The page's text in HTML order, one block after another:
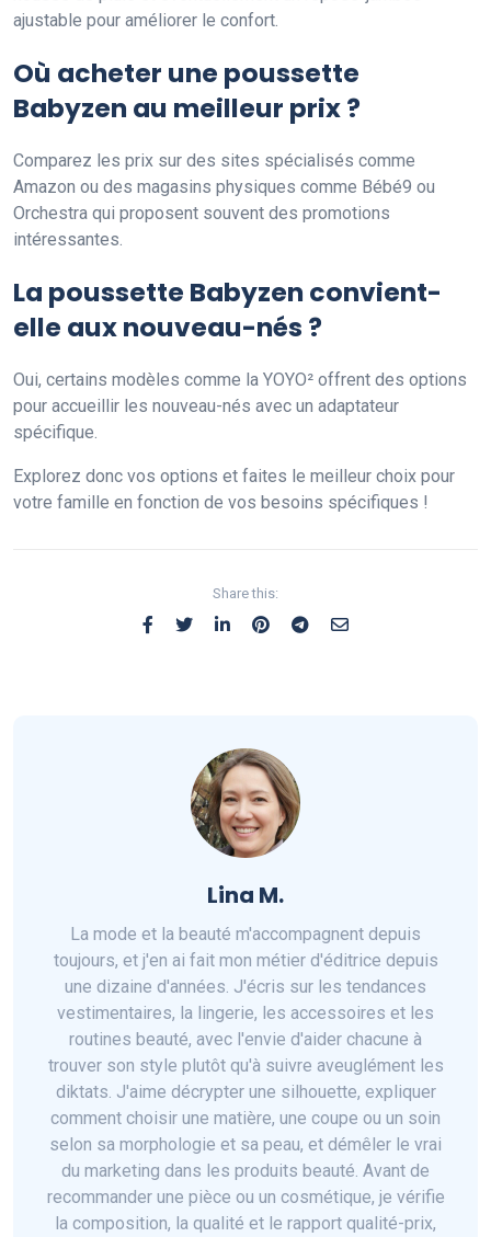
ajustable pour améliorer le confort.
Où acheter une poussette
Babyzen au meilleur prix ?
Comparez les prix sur des sites spécialisés comme
Amazon ou des magasins physiques comme Bébé9 ou
Orchestra qui proposent souvent des promotions
intéressantes.
La poussette Babyzen convient-
elle aux nouveau-nés ?
Oui, certains modèles comme la YOYO² offrent des options
pour accueillir les nouveau-nés avec un adaptateur
spécifique.
Explorez donc vos options et faites le meilleur choix pour
votre famille en fonction de vos besoins spécifiques !
Share this:
Lina M.
La mode et la beauté m'accompagnent depuis
toujours, et j'en ai fait mon métier d'éditrice depuis
une dizaine d'années. J'écris sur les tendances
vestimentaires, la lingerie, les accessoires et les
routines beauté, avec l'envie d'aider chacune à
trouver son style plutôt qu'à suivre aveuglément les
diktats. J'aime décrypter une silhouette, expliquer
comment choisir une matière, une coupe ou un soin
selon sa morphologie et sa peau, et démêler le vrai
du marketing dans les produits beauté. Avant de
recommander une pièce ou un cosmétique, je vérifie
la composition, la qualité et le rapport qualité-prix,